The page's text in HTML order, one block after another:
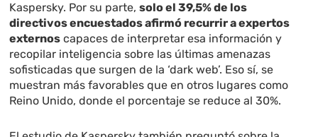
Kaspersky. Por su parte,solo el 39,5% de los
directivos encuestados afirmó recurrir a expertos
externos capaces de interpretar esa información y
recopilar inteligencia sobre las últimas amenazas
sofisticadas que surgen de la ‘dark web’. Eso sí, se
muestran más favorables que en otros lugares como
Reino Unido, donde el porcentaje se reduce al 30%.